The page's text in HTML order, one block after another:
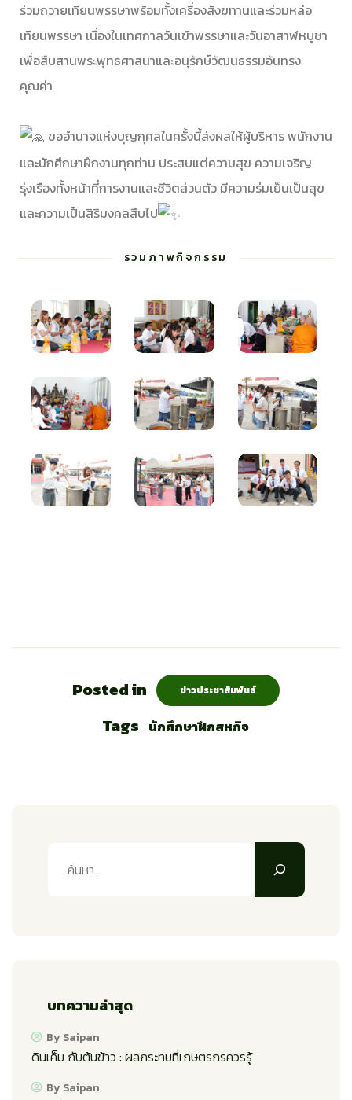
ร่วมถวายเทียนพรรษาพร้อมทั้งเครื่องสังฆทานและร่วมหล่อ
เทียนพรรษา เนื่องในเทศกาลวันเข้าพรรษาและวันอาสาฬหบูชา
เพื่อสืบสานพระพุทธศาสนาและอนุรักษ์วัฒนธรรมอันทรง
คุณค่า
ขออำนาจแห่งบุญกุศลในครั้งนี้ส่งผลให้ผู้บริหาร พนักงาน
และนักศึกษาฝึกงานทุกท่าน ประสบแต่ความสุข ความเจริญ
รุ่งเรืองทั้งหน้าที่การงานและชีวิตส่วนตัว มีความร่มเย็นเป็นสุข
และความเป็นสิริมงคลสืบไป
รวมภาพกิจกรรม
Posted in ข่าวประชาสัมพันธ์
Tags นักศึกษาฝึกสหกิจ
บทความล่าสุด
ดินเค็ม กับต้นข้าว : ผลกระทบที่เกษตรกรควรรู้
By Saipan
By Saipan